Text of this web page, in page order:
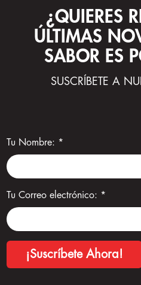
¿QUIERES
ÚLTIMAS
SABOR ES
SUSCRÍBETE A
Tu Nombre: *
Tu Correo electrónico: *